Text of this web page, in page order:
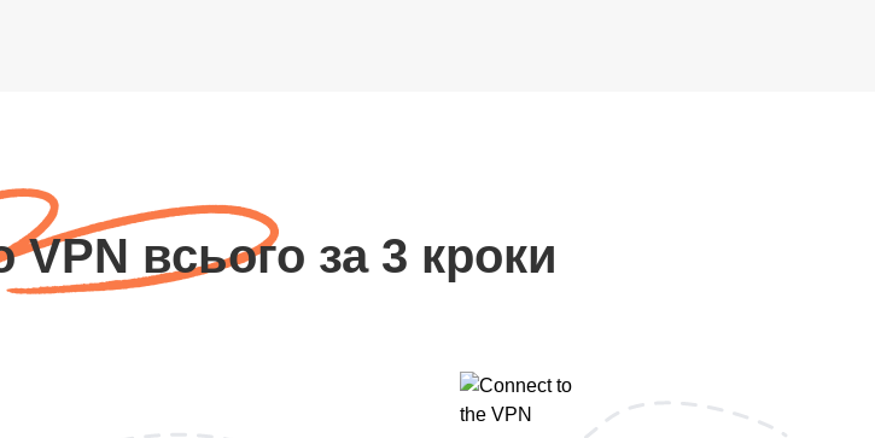
всього за 3 кроки